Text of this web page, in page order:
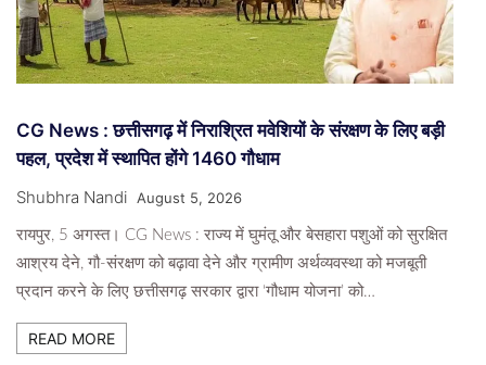
CG News : छत्तीसगढ़ में निराश्रित मवेशियों के संरक्षण के लिए बड़ी
पहल, प्रदेश में स्थापित होंगे 1460 गौधाम
Shubhra Nandi August 5, 2026
रायपुर, 5 अगस्त। CG News : राज्य में घुमंतू और बेसहारा पशुओं को सुरक्षित
आश्रय देने, गौ-संरक्षण को बढ़ावा देने और ग्रामीण अर्थव्यवस्था को मजबूती
प्रदान करने के लिए छत्तीसगढ़ सरकार द्वारा ‘गौधाम योजना’ को…
READ MORE